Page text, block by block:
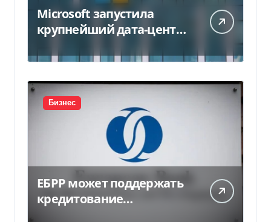
Microsoft запустила
крупнейший дата-центр
миллиарда
Бизнес
ЕБРР может поддержать
кредитование